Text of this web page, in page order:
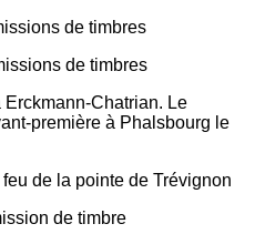
de timbres
de timbres
Erckmann-Chatrian. Le
première à Phalsbourg le
de la pointe de Trévignon
de timbre